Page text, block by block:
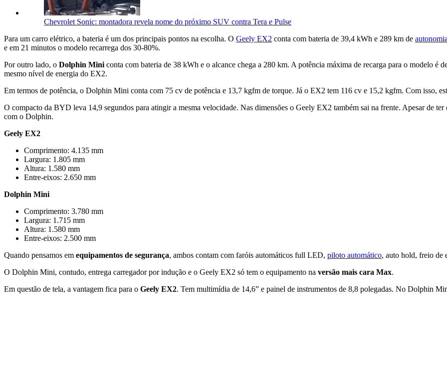
Chevrolet Sonic: montadora revela nome do próximo SUV contra Tera e Pulse
Para um carro elétrico, a bateria é um dos principais pontos na escolha. O Geely EX2 conta com bateria de 39,4 kWh e 289 km de autonomia
e em 21 minutos o modelo recarrega dos 30-80%.
Por outro lado, o Dolphin Mini conta com bateria de 38 kWh e o alcance chega a 280 km. A potência máxima de recarga para o modelo é
mesmo nível de energia do EX2.
Em termos de potência, o Dolphin Mini conta com 75 cv de potência e 13,7 kgfm de torque. Já o EX2 tem 116 cv e 15,2 kgfm. Com isso,
O compacto da BYD leva 14,9 segundos para atingir a mesma velocidade. Nas dimensões o Geely EX2 também sai na frente. Apesar de
com o Dolphin.
Geely EX2
Comprimento: 4.135 mm
Largura: 1.805 mm
Altura: 1.580 mm
Entre-eixos: 2.650 mm
Dolphin Mini
Comprimento: 3.780 mm
Largura: 1.715 mm
Altura: 1.580 mm
Entre-eixos: 2.500 mm
Quando pensamos em equipamentos de segurança, ambos contam com faróis automáticos full LED, piloto automático, auto hold, freio de
O Dolphin Mini, contudo, entrega carregador por indução e o Geely EX2 só tem o equipamento na versão mais cara Max.
Em questão de tela, a vantagem fica para o Geely EX2. Tem multimídia de 14,6” e painel de instrumentos de 8,8 polegadas. No Dolphin